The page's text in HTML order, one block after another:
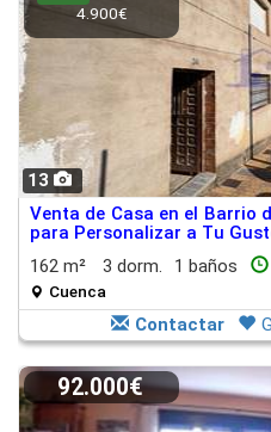
13
4.900€
Venta de Casa en el Barrio
para Personalizar a Tu
162 m²
3 dorm. 1 baños
Cuenca
Contactar
92.000€